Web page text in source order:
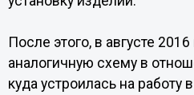
После этого, в августе
аналогичную схему в
куда устроилась на